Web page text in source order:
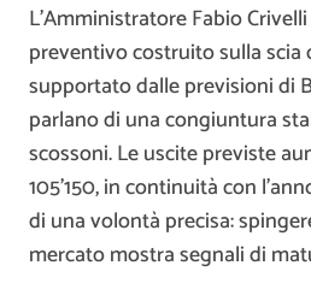
L’Amministratore Fabio
preventivo costruito sulla scia
supportato dalle previsioni di
parlano di una congiuntura
scossoni. Le uscite previste
105’150, in continuità con
di una volontà precisa:
mercato mostra segnali di